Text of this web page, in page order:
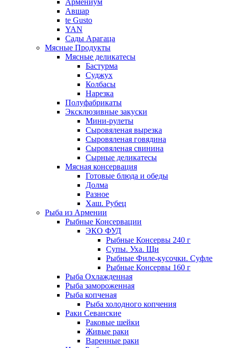
Армениум
Авшар
te Gusto
YAN
Сады Арагаца
Мясные Продукты
Мясные деликатесы
Бастурма
Суджух
Колбасы
Нарезка
Полуфабрикаты
Эксклюзивные закуски
Мини-рулеты
Сыровяленая вырезка
Сыровяленая говядина
Сыровяленая свинина
Сырные деликатесы
Мясная консервация
Готовые блюда и обеды
Долма
Разное
Хаш. Рубец
Рыба из Армении
Рыбные Консервации
ЭКО ФУД
Рыбные Консервы 240 г
Супы. Уха. Щи
Рыбные Филе-кусочки. Суфле
Рыбные Консервы 160 г
Рыба Охлажденная
Рыба замороженная
Рыба копченая
Рыба холодного копчения
Раки Севанские
Раковые шейки
Живые раки
Варенные раки